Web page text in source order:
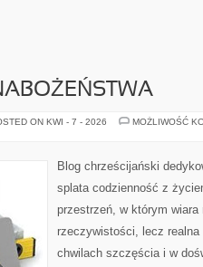
ON KWI - 7 - 2026
MOŻLIWOŚĆ
Blog chrześcijański
splata codzienność z
przestrzeń, w którym wiara
rzeczywistości, lecz realna
chwilach szczęścia i w